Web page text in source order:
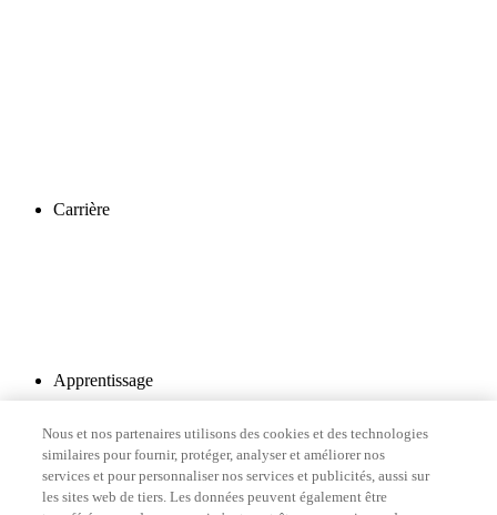
Carrière
Apprentissage
Nous et nos partenaires utilisons des cookies et des technologies
similaires pour fournir, protéger, analyser et améliorer nos
services et pour personnaliser nos services et publicités, aussi sur
les sites web de tiers. Les données peuvent également être